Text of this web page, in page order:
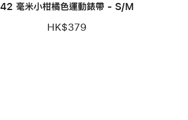
42 毫米小柑橘色運動錶帶 - S/M
HK$379